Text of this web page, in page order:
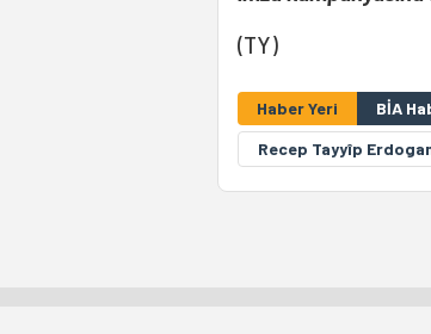
(TY)
Haber Yeri BİA
Recep Tayyîp